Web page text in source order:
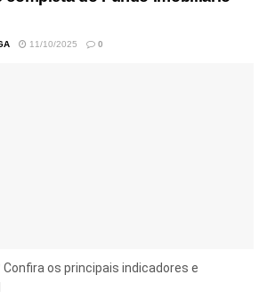
11/10/2025 0
Confira os principais indicadores e